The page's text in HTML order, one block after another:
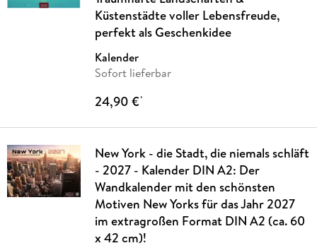
Küstenstädte voller Lebensfreude,
perfekt als Geschenkidee
Kalender
Sofort lieferbar
24,90 €*
New York - die Stadt, die niemals schläft
- 2027 - Kalender DIN A2: Der
Wandkalender mit den schönsten
Motiven New Yorks für das Jahr 2027
im extragroßen Format DIN A2 (ca. 60
x 42 cm)!